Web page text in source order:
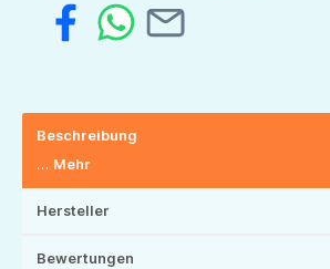
Beschreibung
… Mehr
Hersteller
Bewertungen